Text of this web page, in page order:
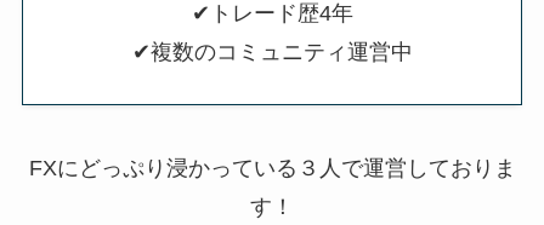
✔トレード歴4年
✔複数のコミュニティ運営中
FXにどっぷり浸かっている３人で運営しておりま
す！